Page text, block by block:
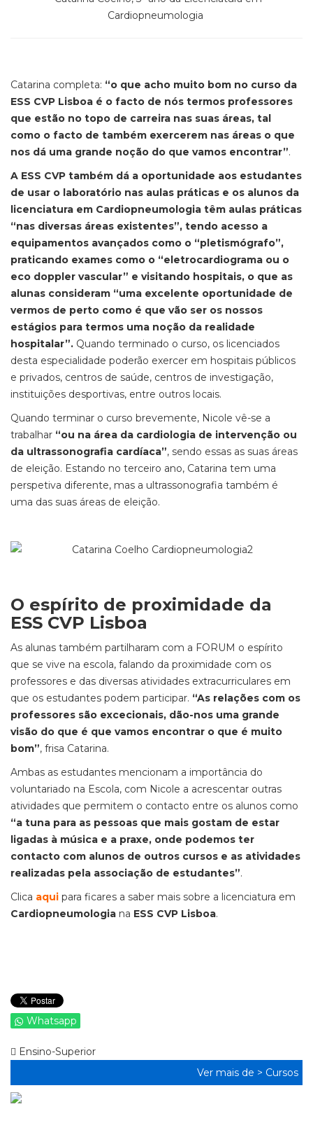
Cardiopneumologia
Catarina completa: “o que acho muito bom no curso da
ESS CVP Lisboa é o facto de nós termos professores
que estão no topo de carreira nas suas áreas, tal
como o facto de também exercerem nas áreas o que
nos dá uma grande noção do que vamos encontrar”.
A ESS CVP também dá a oportunidade aos estudantes
de usar o laboratório nas aulas práticas e os alunos da
licenciatura em Cardiopneumologia têm aulas práticas
“nas diversas áreas existentes”, tendo acesso a
equipamentos avançados como o “pletismógrafo”,
praticando exames como o “eletrocardiograma ou o
eco doppler vascular” e visitando hospitais, o que as
alunas consideram “uma excelente oportunidade de
vermos de perto como é que vão ser os nossos
estágios para termos uma noção da realidade
hospitalar”. Quando terminado o curso, os licenciados
desta especialidade poderão exercer em hospitais públicos
e privados, centros de saúde, centros de investigação,
instituições desportivas, entre outros locais.
Quando terminar o curso brevemente, Nicole vê-se a
trabalhar “ou na área da cardiologia de intervenção ou
da ultrassonografia cardíaca”, sendo essas as suas áreas
de eleição. Estando no terceiro ano, Catarina tem uma
perspetiva diferente, mas a ultrassonografia também é
uma das suas áreas de eleição.
O espírito de proximidade da
ESS CVP Lisboa
As alunas também partilharam com a FORUM o espírito
que se vive na escola, falando da proximidade com os
professores e das diversas atividades extracurriculares em
que os estudantes podem participar. “As relações com os
professores são excecionais, dão-nos uma grande
visão do que é que vamos encontrar o que é muito
bom”, frisa Catarina.
Ambas as estudantes mencionam a importância do
voluntariado na Escola, com Nicole a acrescentar outras
atividades que permitem o contacto entre os alunos como
“a tuna para as pessoas que mais gostam de estar
ligadas à música e a praxe, onde podemos ter
contacto com alunos de outros cursos e as atividades
realizadas pela associação de estudantes”.
Clica aqui para ficares a saber mais sobre a licenciatura em
Cardiopneumologia na ESS CVP Lisboa.
Whatsapp
Ensino-Superior
Ver mais de > Cursos